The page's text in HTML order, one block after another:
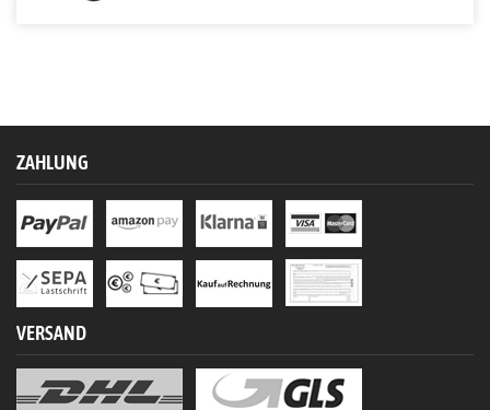
ZAHLUNG
VERSAND